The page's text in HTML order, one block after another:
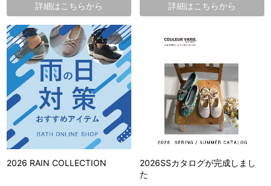
詳細はこちらから 詳細はこちらから
2026 RAIN COLLECTION
2026SSカタログが完成しまし
た